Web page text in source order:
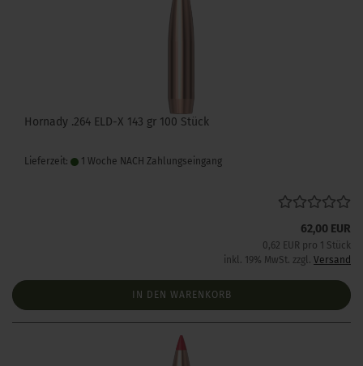
Hornady .264 ELD-X 143 gr 100 Stück
Lieferzeit: 1 Woche NACH Zahlungseingang
62,00 EUR
0,62 EUR pro 1 Stück
inkl. 19% MwSt. zzgl. Versand
IN DEN WARENKORB